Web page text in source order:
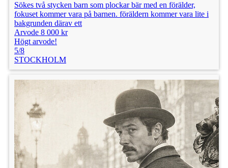
Sökes två stycken barn som plockar bär med en förälder,
fokuset kommer vara på barnen. föräldern kommer vara lite i
bakgrunden därav ett
Arvode 8 000 kr
Högt arvode!
5/8
STOCKHOLM